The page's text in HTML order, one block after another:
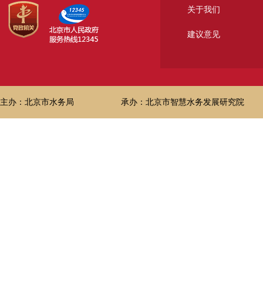
关于我们
建议意见
主办：北京市水务局 承办：北京市智慧水务发展研究院